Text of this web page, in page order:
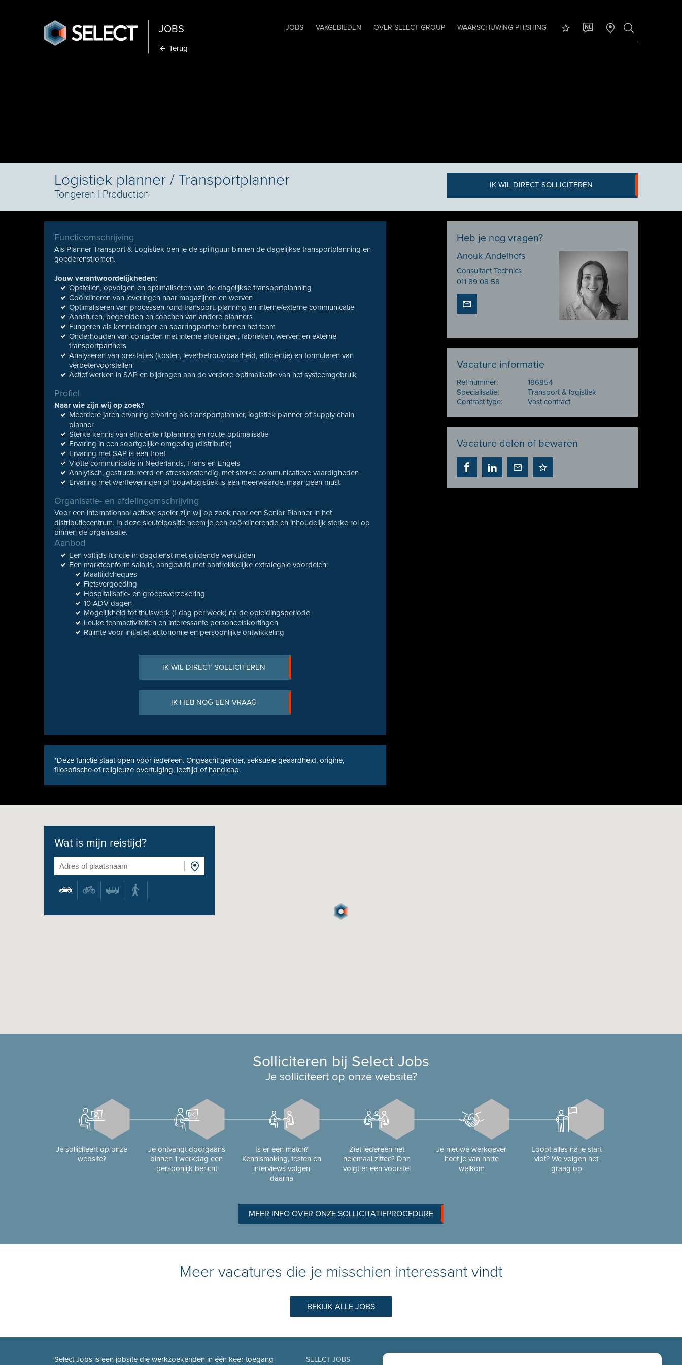
JOBS JOBS VAKGEBIEDEN OVER SELECT GROUP WAARSCHUWING PHISHING NL
Terug
Logistiek planner / Transportplanner
Tongeren I Production
IK WIL DIRECT SOLLICITEREN
Functieomschrijving
Als Planner Transport & Logistiek ben je de spilfiguur binnen de dagelijkse transportplanning en
goederenstromen.
Jouw verantwoordelijkheden:
Opstellen, opvolgen en optimaliseren van de dagelijkse transportplanning
Coördineren van leveringen naar magazijnen en werven
Optimaliseren van processen rond transport, planning en interne/externe communicatie
Aansturen, begeleiden en coachen van andere planners
Fungeren als kennisdrager en sparringpartner binnen het team
Onderhouden van contacten met interne afdelingen, fabrieken, werven en externe
transportpartners
Analyseren van prestaties (kosten, leverbetrouwbaarheid, efficiëntie) en formuleren van
verbetervoorstellen
Actief werken in SAP en bijdragen aan de verdere optimalisatie van het systeemgebruik
Profiel
Naar wie zijn wij op zoek?
Meerdere jaren ervaring ervaring als transportplanner, logistiek planner of supply chain
planner
Sterke kennis van efficiënte ritplanning en route-optimalisatie
Ervaring in een soortgelijke omgeving (distributie)
Ervaring met SAP is een troef
Vlotte communicatie in Nederlands, Frans en Engels
Analytisch, gestructureerd en stressbestendig, met sterke communicatieve vaardigheden
Ervaring met werfleveringen of bouwlogistiek is een meerwaarde, maar geen must
Organisatie- en afdelingomschrijving
Voor een internationaal actieve speler zijn wij op zoek naar een Senior Planner in het
distributiecentrum. In deze sleutelpositie neem je een coördinerende en inhoudelijk sterke rol op
binnen de organisatie.
Aanbod
Een voltijds functie in dagdienst met glijdende werktijden
Een marktconform salaris, aangevuld met aantrekkelijke extralegale voordelen:
Maaltijdcheques
Fietsvergoeding
Hospitalisatie- en groepsverzekering
10 ADV-dagen
Mogelijkheid tot thuiswerk (1 dag per week) na de opleidingsperiode
Leuke teamactiviteiten en interessante personeelskortingen
Ruimte voor initiatief, autonomie en persoonlijke ontwikkeling
IK WIL DIRECT SOLLICITEREN
IK HEB NOG EEN VRAAG
*Deze functie staat open voor iedereen. Ongeacht gender, seksuele geaardheid, origine,
filosofische of religieuze overtuiging, leeftijd of handicap.
Heb je nog vragen?
Anouk Andelhofs
Consultant Technics
011 89 08 58
Vacature informatie
Ref nummer:
186854
Specialisatie:
Transport & logistiek
Contract type:
Vast contract
Vacature delen of bewaren
Wat is mijn reistijd?
Solliciteren bij Select Jobs
Je solliciteert op onze website?
Je solliciteert op onze
website?
Je ontvangt doorgaans
binnen 1 werkdag een
persoonlijk bericht
Is er een match?
Kennismaking, testen en
interviews volgen
daarna
Ziet iedereen het
helemaal zitten? Dan
volgt er een voorstel
Je nieuwe werkgever
heet je van harte
welkom
Loopt alles na je start
vlot? We volgen het
graag op
MEER INFO OVER ONZE SOLLICITATIEPROCEDURE
Meer vacatures die je misschien interessant vindt
BEKIJK ALLE JOBS
Select Jobs is een jobsite die werkzoekenden in één keer toegang
SELECT JOBS